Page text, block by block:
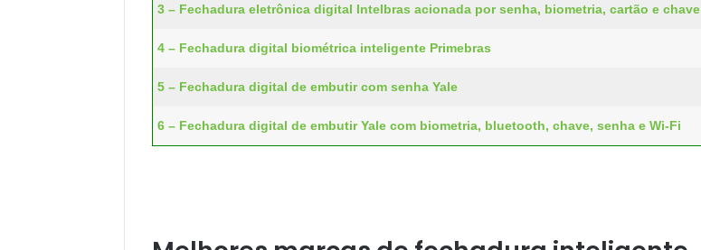
3 – Fechadura eletrônica digital Intelbras acionada por senha, biometria, cartão e chave
4 – Fechadura digital biométrica inteligente Primebras
5 – Fechadura digital de embutir com senha Yale
6 – Fechadura digital de embutir Yale com biometria, bluetooth, chave, senha e Wi-Fi